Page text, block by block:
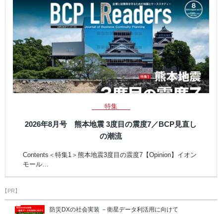
特集
2026年8月号 熊本地震 3度目の震度7／BCP見直し
の潮流
Contents＜特集1＞熊本地震3度目の震度7【Opinion】イオン
モール…
【PR】
防災DXの社会実装 －衛星データ利活用に向けて